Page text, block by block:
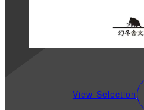
View Selection